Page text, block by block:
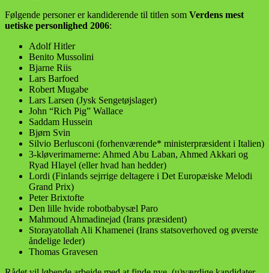
Følgende personer er kandiderende til titlen som Verdens mest
uetiske personlighed 2006:
Adolf Hitler
Benito Mussolini
Bjarne Riis
Lars Barfoed
Robert Mugabe
Lars Larsen (Jysk Sengetøjslager)
John “Rich Pig” Wallace
Saddam Hussein
Bjørn Svin
Silvio Berlusconi (forhenværende* ministerpræsident i Italien)
3-kløverimamerne: Ahmed Abu Laban, Ahmed Akkari og
Ryad Hlayel (eller hvad han hedder)
Lordi (Finlands sejrrige deltagere i Det Europæiske Melodi
Grand Prix)
Peter Brixtofte
Den lille hvide robotbabysæl Paro
Mahmoud Ahmadinejad (Irans præsident)
Storayatollah Ali Khamenei (Irans statsoverhoved og øverste
åndelige leder)
Thomas Gravesen